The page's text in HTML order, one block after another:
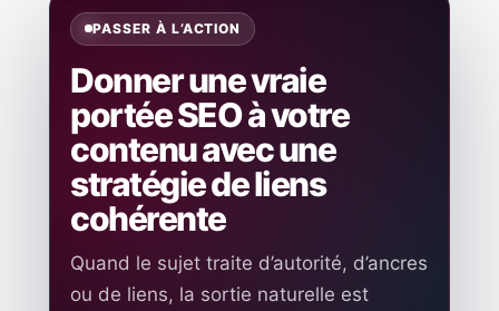
PASSER À L’ACTION
Donner une vraie
portée SEO à votre
contenu avec une
stratégie de liens
cohérente
Quand le sujet traite d’autorité, d’ancres
ou de liens, la sortie naturelle est